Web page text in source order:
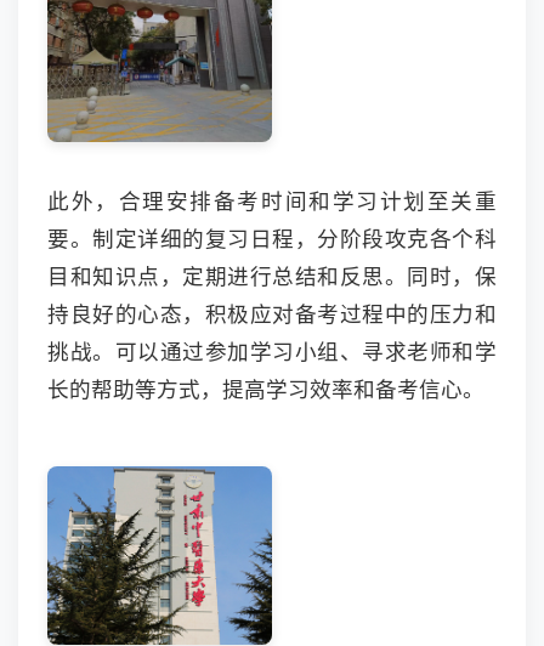
此外，合理安排备考时间和学习计划至关重
要。制定详细的复习日程，分阶段攻克各个科
目和知识点，定期进行总结和反思。同时，保
持良好的心态，积极应对备考过程中的压力和
挑战。可以通过参加学习小组、寻求老师和学
长的帮助等方式，提高学习效率和备考信心。